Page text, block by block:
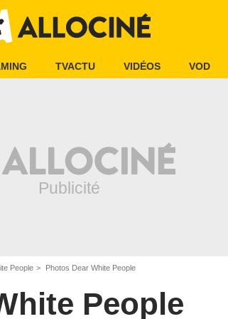
TVACTU VIDÉOS VOD
People Photos Dear White People
People